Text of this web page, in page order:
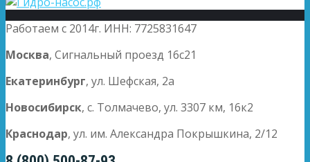
Работаем с 2014г. ИНН: 7725831647
Москва, Сигнальный проезд 16с21
Екатеринбург, ул. Шефская, 2а
Новосибирск, с. Толмачево, ул. 3307 км, 16к2
Краснодар, ул. им. Александра Покрышкина, 2/12